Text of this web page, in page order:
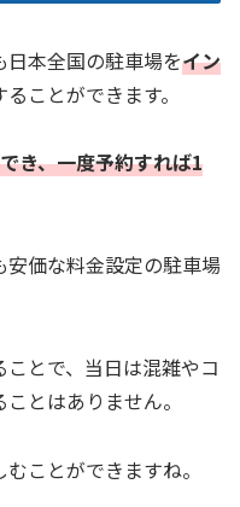
日本全国の駐車場をイン
ることができます。
き、一度予約すれば1
価な料金設定の駐車場
とで、当日は混雑やコ
とはありません。
ことができますね。